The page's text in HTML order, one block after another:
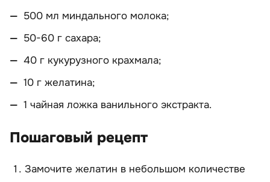
500 мл миндального молока;
50-60 г сахара;
40 г кукурузного крахмала;
10 г желатина;
1 чайная ложка ванильного экстракта.
Пошаговый рецепт
Замочите желатин в небольшом количестве